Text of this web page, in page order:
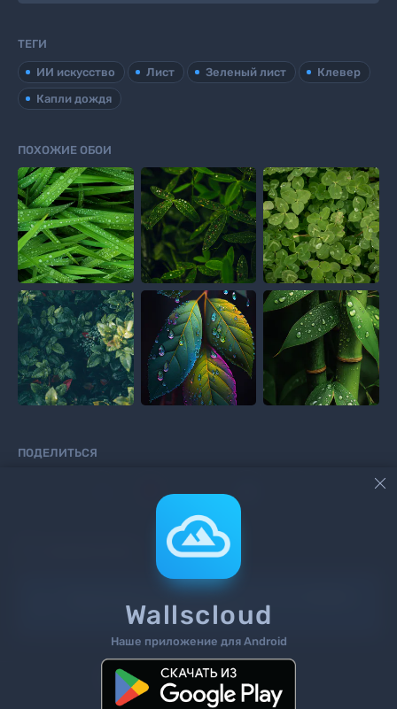
ТЕГИ
ИИ искусство Лист Зеленый лист
Клевер
Капли дождя
ПОХОЖИЕ ОБОИ
ПОДЕЛИТЬСЯ
на сайт илизарегистрируйтесь
Поиск Теги Контакты

Wallscloud
Наше приложение для Android